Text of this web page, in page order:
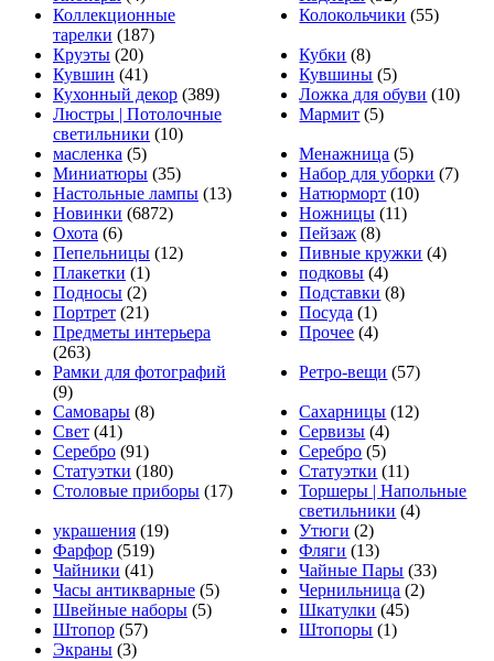
Коллекционные
тарелки (187)
Колокольчики (55)
Круэты (20) Кубки (8)
Кувшин (41) Кувшины (5)
Кухонный декор (389) Ложка для обуви (10)
Люстры | Потолочные
светильники (10)
Мармит (5)
масленка (5) Менажница (5)
Миниатюры (35) Набор для уборки (7)
Настольные лампы (13) Натюрморт (10)
Новинки (6872) Ножницы (11)
Охота (6) Пейзаж (8)
Пепельницы (12) Пивные кружки (4)
Плакетки (1) подковы (4)
Подносы (2) Подставки (8)
Портрет (21) Посуда (1)
Предметы интерьера
(263)
Прочее (4)
Рамки для фотографий
(9)
Ретро-вещи (57)
Самовары (8) Сахарницы (12)
Свет (41) Сервизы (4)
Серебро (91) Серебро (5)
Статуэтки (180) Статуэтки (11)
Столовые приборы (17)
Торшеры | Напольные
светильники (4)
украшения (19) Утюги (2)
Фарфор (519) Фляги (13)
Чайники (41) Чайные Пары (33)
Часы антикварные (5) Чернильница (2)
Швейные наборы (5) Шкатулки (45)
Штопор (57) Штопоры (1)
Экраны (3)